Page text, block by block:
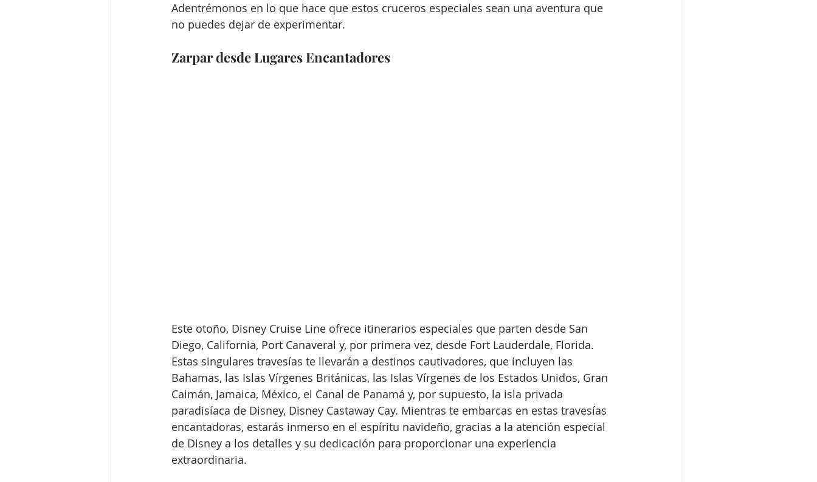
Adentrémonos en lo que hace que estos cruceros especiales sean una aventura que
no puedes dejar de experimentar.
Zarpar desde Lugares Encantadores
Este otoño, Disney Cruise Line ofrece itinerarios especiales que parten desde San
Diego, California, Port Canaveral y, por primera vez, desde Fort Lauderdale, Florida.
Estas singulares travesías te llevarán a destinos cautivadores, que incluyen las
Bahamas, las Islas Vírgenes Británicas, las Islas Vírgenes de los Estados Unidos, Gran
Caimán, Jamaica, México, el Canal de Panamá y, por supuesto, la isla privada
paradisíaca de Disney, Disney Castaway Cay. Mientras te embarcas en estas travesías
encantadoras, estarás inmerso en el espíritu navideño, gracias a la atención especial
de Disney a los detalles y su dedicación para proporcionar una experiencia
extraordinaria.